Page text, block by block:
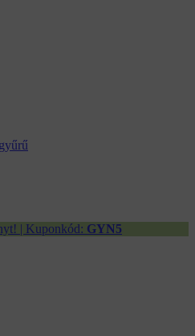
| Kuponkód: GYN5